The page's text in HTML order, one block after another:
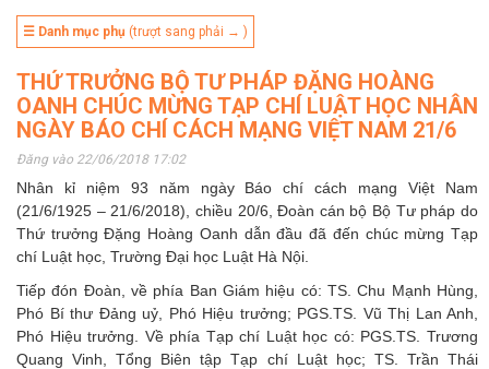
☰ Danh mục phụ (trượt sang phải → )
THỨ TRƯỞNG BỘ TƯ PHÁP ĐẶNG HOÀNG
OANH CHÚC MỪNG TẠP CHÍ LUẬT HỌC NHÂN
NGÀY BÁO CHÍ CÁCH MẠNG VIỆT NAM 21/6
Đăng vào 22/06/2018 17:02
Nhân kỉ niệm 93 năm ngày Báo chí cách mạng Việt Nam
(21/6/1925 – 21/6/2018), chiều 20/6, Đoàn cán bộ Bộ Tư pháp do
Thứ trưởng Đặng Hoàng Oanh dẫn đầu đã đến chúc mừng Tạp
chí Luật học, Trường Đại học Luật Hà Nội.
Tiếp đón Đoàn, về phía Ban Giám hiệu có: TS. Chu Mạnh Hùng,
Phó Bí thư Đảng uỷ, Phó Hiệu trưởng; PGS.TS. Vũ Thị Lan Anh,
Phó Hiệu trưởng. Về phía Tạp chí Luật học có: PGS.TS. Trương
Quang Vinh, Tổng Biên tập Tạp chí Luật học; TS. Trần Thái